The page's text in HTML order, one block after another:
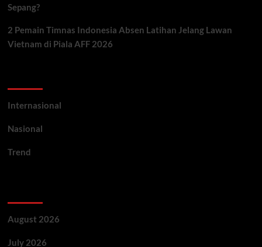
Sepang?
2 Pemain Timnas Indonesia Absen Latihan Jelang Lawan
Vietnam di Piala AFF 2026
Internasional
Nasional
Trend
August 2026
July 2026